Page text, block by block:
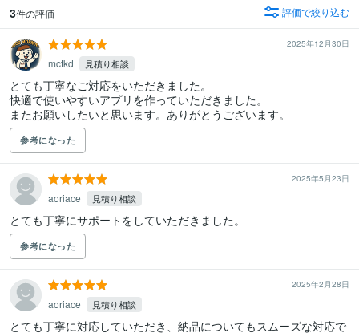
3件の評価 評価で絞り込む
2025年12月30日
mctkd 見積り相談
とても丁寧なご対応をいただきました。
快適で使いやすいアプリを作っていただきました。
またお願いしたいと思います。ありがとうございます。
参考になった
2025年5月23日
aoriace 見積り相談
とても丁寧にサポートをしていただきました。
参考になった
2025年2月28日
aoriace 見積り相談
とても丁寧に対応していただき、納品についてもスムーズな対応で